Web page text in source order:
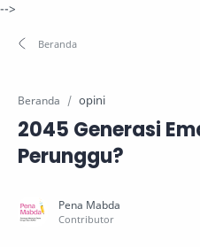
-->
Beranda opini
2045 Generasi
Perunggu?